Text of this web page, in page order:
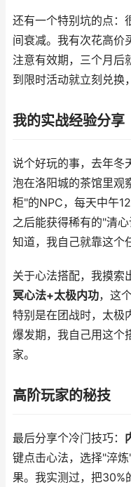
还有一个特别坑的点：
间衰减。我有次花高价
注意有效期，三个月后
到限时活动就立刻兑换
我的实战经验分享
说个好玩的事，去年冬
泡在洛阳城的茶馆里观
柜"的NPC，每天中午
之后能获得稀有的"清
知道，我自己就靠这个
关于心法搭配，我摸索
冥心法+太极内功，这
特别是在团战时，太极
爆发期，我自己用这个
家。
高阶玩家的秘技
最后分享个冷门技巧：
键点击心法，选择"淬
果。我实测过，把30%